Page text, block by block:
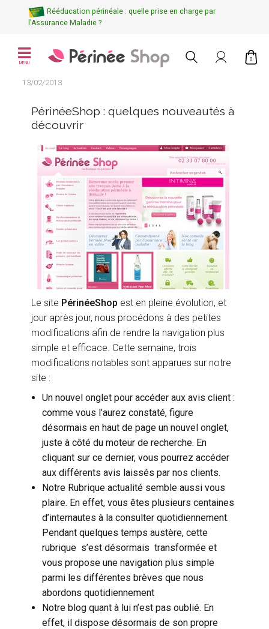
Rééducation périnéale : quelle prise en charge par
l'Assurance Maladie ?
MENU
0
13/02/2013
PérinéeShop : quelques nouveautés à
découvrir
Le site PérinéeShop est en pleine évolution, et
jour après jour, nous procédons à des petites
modifications afin de rendre la navigation plus
simple et efficace. Cette semaine, trois
modifications notables sont apparues sur notre
site :
Un nouvel onglet pour accéder aux avis client :
comme vous l’aurez constaté, figure
désormais en haut de page un nouvel onglet,
juste à côté du moteur de recherche. En
cliquant sur ce dernier, vous pourrez accéder
aux différents avis laissés par nos clients.
Notre Rubrique actualité semble aussi vous
plaire. En effet, vous êtes plusieurs centaines
d’internautes à la consulter quotidiennement.
Pendant quelques temps austère, cette
rubrique s’est désormais transformée et
vous propose une navigation plus simple
parmi les différentes brèves que nous
abordons quotidiennement
Notre blog quant à lui n’est pas oublié. En
effet, il dispose désormais de son propre